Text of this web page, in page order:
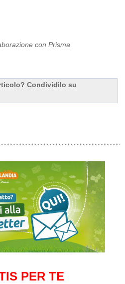
con Prisma
Condividilo su
PER TE